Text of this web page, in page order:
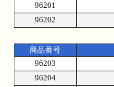
96201
96202
商品番号
96203
96204